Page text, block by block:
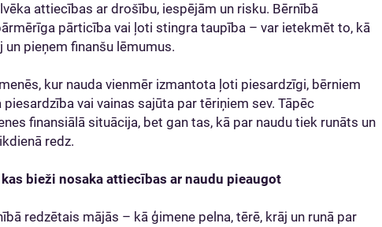
attiecības ar drošību, iespējām un risku. Bērnībā
pārticība vai ļoti stingra taupība – var ietekmēt to, kā
pieņem finanšu lēmumus.
kur nauda vienmēr izmantota ļoti piesardzīgi, bērniem
vai vainas sajūta par tēriņiem sev. Tāpēc
finansiālā situācija, bet gan tas, kā par naudu tiek runāts un
redz.
bieži nosaka attiecības ar naudu pieaugot
redzētais mājās – kā ģimene pelna, tērē, krāj un runā par